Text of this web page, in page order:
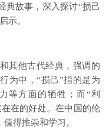
典故事，深入探讨“损己
示。
其他古代经典，强调的
为中，“损己”指的是为
等方面的牺牲；而“利
在的好处。在中国的伦
得推崇和学习。